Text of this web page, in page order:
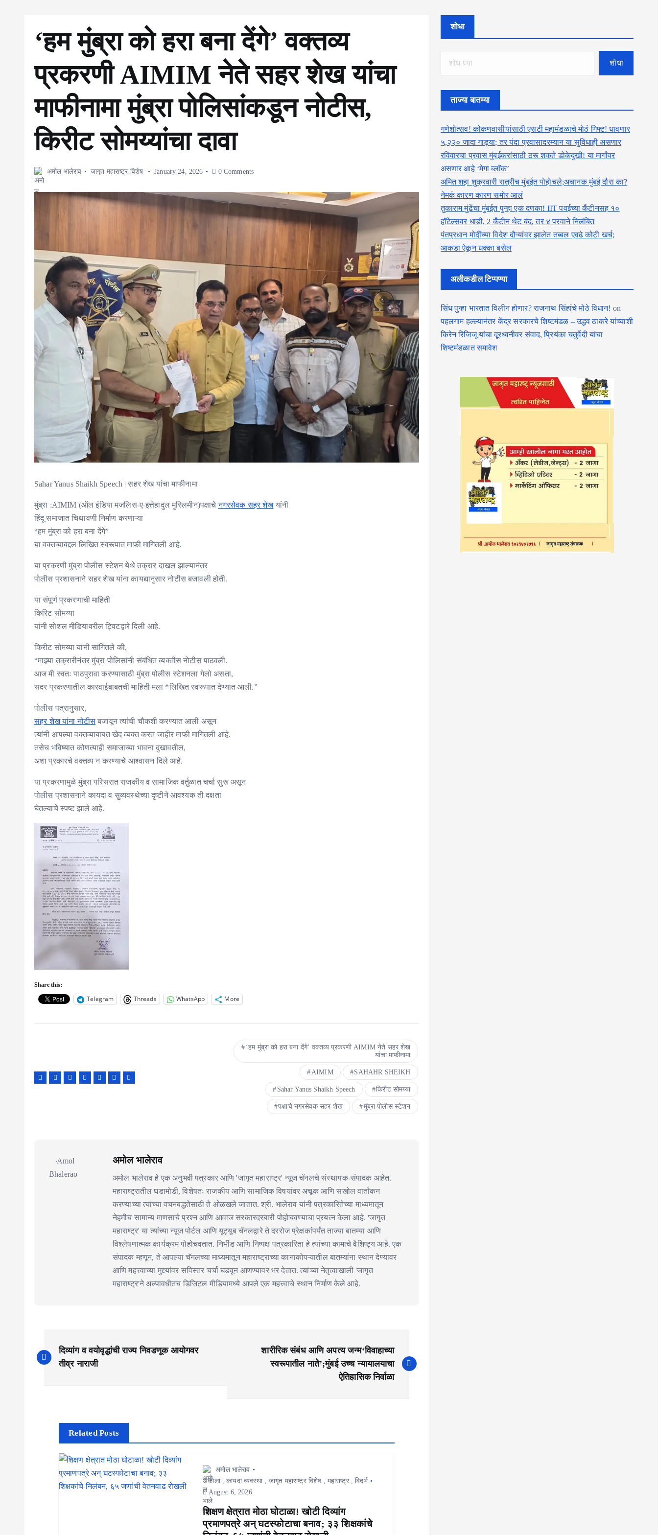
‘हम मुंब्रा को हरा बना देंगे’ वक्तव्य
प्रकरणी AIMIM नेते सहर शेख यांचा
माफीनामा मुंब्रा पोलिसांकडून नोटीस,
किरीट सोमय्यांचा दावा
अमोल भालेराव जागृत महाराष्ट्र विशेष January 24, 2026 0 Comments
Sahar Yanus Shaikh Speech | सहर शेख यांचा माफीनामा
मुंब्रा :AIMIM (ऑल इंडिया मजलिस-ए-इत्तेहादुल मुस्लिमीन)पक्षाचेनगरसेवक सहर शेखयांनी
हिंदू समाजात चिथावणी निर्माण करणाऱ्या
“हम मुंब्रा को हरा बना देंगे”
या वक्तव्याबद्दल लिखित स्वरूपात माफी मागितली आहे.
या प्रकरणी मुंब्रा पोलीस स्टेशन येथे तक्रार दाखल झाल्यानंतर
पोलीस प्रशासनाने सहर शेख यांना कायद्यानुसार नोटीस बजावली होती.
या संपूर्ण प्रकरणाची माहिती
किरिट सोमय्या
यांनी सोशल मीडियावरील ट्विटद्वारे दिली आहे.
किरीट सोमय्या यांनी सांगितले की,
“माझ्या तक्रारीनंतर मुंब्रा पोलिसांनी संबंधित व्यक्तीस नोटीस पाठवली.
आज मी स्वतः पाठपुरावा करण्यासाठी मुंब्रा पोलीस स्टेशनला गेलो असता,
सदर प्रकरणातील कारवाईबाबतची माहिती मला *लिखित स्वरूपात देण्यात आली.”
पोलीस पत्रानुसार,
सहर शेख यांना नोटीस बजावून त्यांची चौकशी करण्यात आली असून
त्यांनी आपल्या वक्तव्याबाबत खेद व्यक्त करत जाहीर माफी मागितली आहे.
तसेच भविष्यात कोणत्याही समाजाच्या भावना दुखावतील,
अशा प्रकारचे वक्तव्य न करण्याचे आश्वासन दिले आहे.
या प्रकरणामुळे मुंब्रा परिसरात राजकीय व सामाजिक वर्तुळात चर्चा सुरू असून
पोलीस प्रशासनाने कायदा व सुव्यवस्थेच्या दृष्टीने आवश्यक ती दक्षता
घेतल्याचे स्पष्ट झाले आहे.
Share this:
Telegram Threads WhatsApp More
‘हम मुंब्रा को हरा बना देंगे’ वक्तव्य प्रकरणी AIMIM नेते सहर शेख
यांचा माफीनामा
AIMIM SAHAHR SHEIKH
Sahar Yanus Shaikh Speech किरीट सोमय्या
पक्षाचे नगरसेवक सहर शेख मुंब्रा पोलीस स्टेशन
अमोल भालेराव
अमोल भालेराव हे एक अनुभवी पत्रकार आणि 'जागृत महाराष्ट्र' न्यूज चॅनलचे संस्थापक-संपादक आहेत.
महाराष्ट्रातील घडामोडी, विशेषतः राजकीय आणि सामाजिक विषयांवर अचूक आणि सखोल वार्तांकन
करण्याच्या त्यांच्या वचनबद्धतेसाठी ते ओळखले जातात. श्री. भालेराव यांनी पत्रकारितेच्या माध्यमातून
नेहमीच सामान्य माणसाचे प्रश्न आणि आवाज सरकारदरबारी पोहोचवण्याचा प्रयत्न केला आहे. 'जागृत
महाराष्ट्र' या त्यांच्या न्यूज पोर्टल आणि यूट्यूब चॅनलद्वारे ते दररोज प्रेक्षकांपर्यंत ताज्या बातम्या आणि
विश्लेषणात्मक कार्यक्रम पोहोचवतात. निर्भीड आणि निष्पक्ष पत्रकारिता हे त्यांच्या कामाचे वैशिष्ट्य आहे. एक
संपादक म्हणून, ते आपल्या चॅनलच्या माध्यमातून महाराष्ट्राच्या कानाकोपऱ्यातील बातम्यांना स्थान देण्यावर
आणि महत्त्वाच्या मुद्द्यांवर सविस्तर चर्चा घडवून आणण्यावर भर देतात. त्यांच्या नेतृत्वाखाली 'जागृत
महाराष्ट्र'ने अल्पावधीतच डिजिटल मीडियामध्ये आपले एक महत्त्वाचे स्थान निर्माण केले आहे.
o
दिव्यांग व वयोवृद्धांची राज्य निवडणूक आयोगवर
तीव्र नाराजी
शारीरिक संबंध आणि अपत्य जन्म‘विवाहाच्या
स्वरूपातील नाते’;मुंबई उच्च न्यायालयाचा
ऐतिहासिक निर्वाळा
Related Posts
अमोल भालेराव
अकोला,कायदा व्यवस्था,जागृत महाराष्ट्र विशेष महाराष्ट्र,विदर्भ
August 6, 2026
शिक्षण क्षेत्रात मोठा घोटाळा! खोटी दिव्यांग
प्रमाणपत्रे अन् घटस्फोटाचा बनाव; ३३ शिक्षकांचे
शोधा
शोधा
ताज्या बातम्या
गणेशोत्सव! कोकणवासीयांसाठी एसटी महामंडळाचे मोठं गिफ्ट! धावणार
५,२२० जादा गाड्या; तर यंदा प्रवासादरम्यान या सुविधाही असणार
रविवारचा प्रवास मुंबईकरांसाठी ठरू शकते डोकेदुखी! या मार्गांवर
असणार आहे ‘मेगा ब्लॉक’
अमित शहा शुक्रवारी रात्रीच मुंबईत पोहोचले;अचानक मुंबई दौरा का?
नेमकं कारण कारण समोर आलं
तुकाराम मुंढेंचा मुंबईत पुन्हा एक दणका! IIT पवईच्या कँटीनसह १०
हॉटेल्सवर धाडी, 2 कँटीन थेट बंद, तर ४ परवाने निलंबित
पंतप्रधान मोदींच्या विदेश दौऱ्यांवर झालेत तब्बल एवढे कोटी खर्च;
आकडा ऐकून धक्का बसेल
अलीकडील टिप्पण्या
सिंध पुन्हा भारतात विलीन होणार? राजनाथ सिंहांचे मोठे विधान! on
पहलगाम हल्ल्यानंतर केंद्र सरकारचे शिष्टमंडळ – उद्धव ठाकरे यांच्याशी
किरेन रिजिजू यांचा दूरध्वनीवर संवाद, प्रियंका चतुर्वेदी यांचा
शिष्टमंडळात समावेश